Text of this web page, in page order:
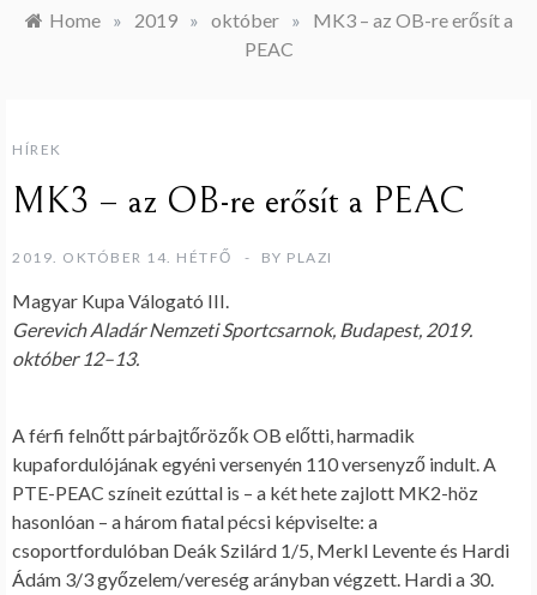
Home » 2019 » október »
MK3 – az OB-re erősít a
PEAC
HÍREK
MK3 – az OB-re erősít a PEAC
2019. OKTÓBER 14. HÉTFŐ BY PLAZI
Magyar Kupa Válogató III.
Gerevich Aladár Nemzeti Sportcsarnok, Budapest, 2019.
október 12–13.
A férfi felnőtt párbajtőrözők OB előtti, harmadik
kupafordulójának egyéni versenyén 110 versenyző indult. A
PTE-PEAC színeit ezúttal is – a két hete zajlott MK2-höz
hasonlóan – a három fiatal pécsi képviselte: a
csoportfordulóban Deák Szilárd 1/5, Merkl Levente és Hardi
Ádám 3/3 győzelem/vereség arányban végzett. Hardi a 30.